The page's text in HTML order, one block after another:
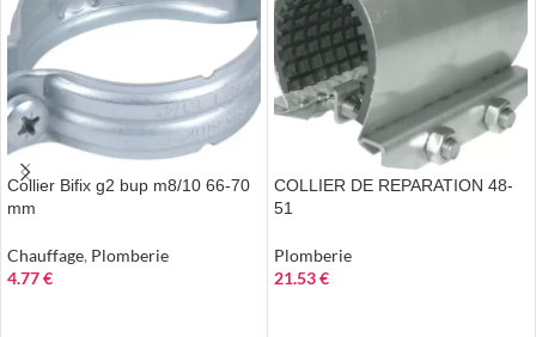
Collier Bifix g2 bup m8/10 66-70
mm
Chauffage, Plomberie
4.77€
COLLIER DE REPARATION 48-
51
Plomberie
21.53€